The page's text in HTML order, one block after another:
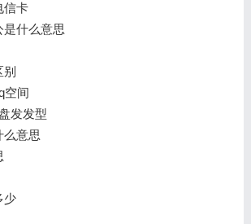
信卡
是什么意思
空间
发发型
么意思
少